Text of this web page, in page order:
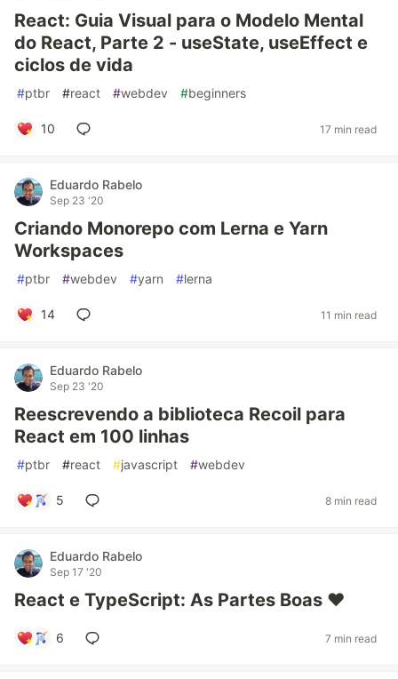
React: Guia Visual para o Modelo Mental
do React, Parte 2 - useState, useEffect e
ciclos de vida
#ptbr #react #webdev #beginners
10 17 min read
Eduardo Rabelo
Sep 23 '20
Criando Monorepo com Lerna e Yarn
Workspaces
#ptbr #webdev #yarn #lerna
14 11 min read
Eduardo Rabelo
Sep 23 '20
Reescrevendo a biblioteca Recoil para
React em 100 linhas
#ptbr #react #javascript #webdev
5 8 min read
Eduardo Rabelo
Sep 17 '20
React e TypeScript: As Partes Boas ❤️
6 7 min read